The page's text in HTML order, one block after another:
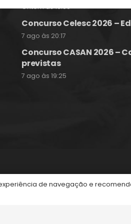
Ontem às 16:09
Concurso Celesc 2026 –
7 ago às 20:17
Concurso CASAN 2026 –
previstas
7 ago às 19:25
reservados.
de navegação e